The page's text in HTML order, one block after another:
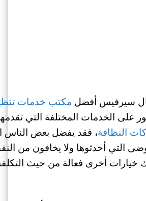
سيرفيس أفضل مكتب خدمات
على الخدمات المختلفة التي
النظافة، فقد يفضل بعض الناس
التي أحدثوها ولا يخافون من
خيارات أخرى فعالة من حيث